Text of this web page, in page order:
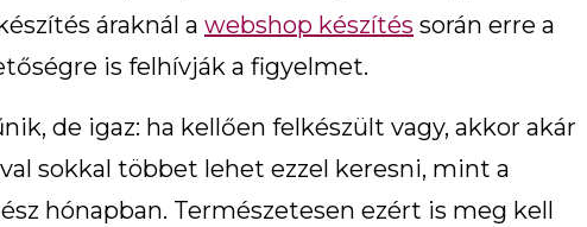
áraknál a webshop készítés során erre a
is felhívják a figyelmet.
de igaz: ha kellően felkészült vagy, akkor akár
sokkal többet lehet ezzel keresni, mint a
hónapban. Természetesen ezért is meg kell